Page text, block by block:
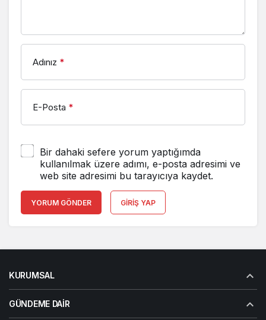
Adınız *
E-Posta *
Bir dahaki sefere yorum yaptığımda
kullanılmak üzere adımı, e-posta adresimi ve
web site adresimi bu tarayıcıya kaydet.
YORUM GÖNDER GIRIŞ YAP
KURUMSAL
GÜNDEME DAIR